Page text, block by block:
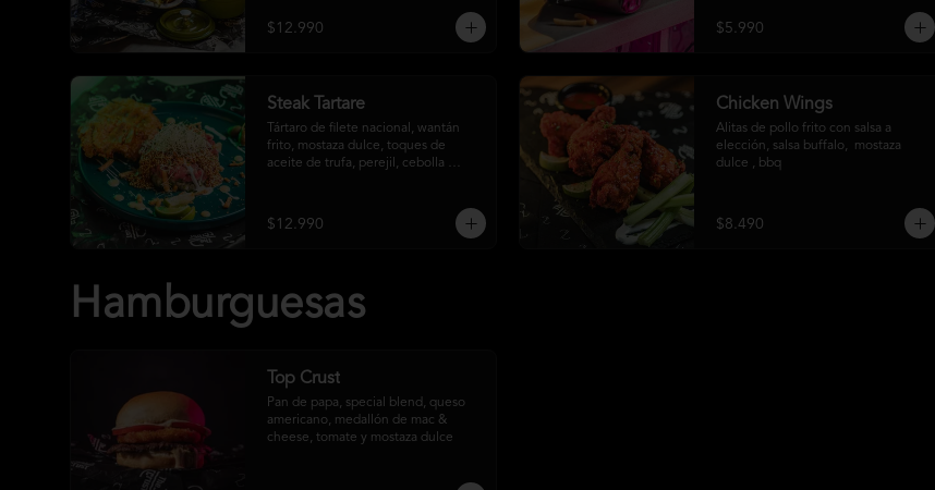
$12.990 $5.990
Steak Tartare
Tártaro de filete nacional, wantán
frito, mostaza dulce, toques de
aceite de trufa, perejil, cebolla
$12.990
Chicken Wings
Alitas de pollo frito con salsa a
elección, salsa buffalo,  mostaza
dulce , bbq
$8.490
Hamburguesas
Top Crust
Pan de papa, special blend, queso
americano, medallón de mac &
cheese, tomate y mostaza dulce